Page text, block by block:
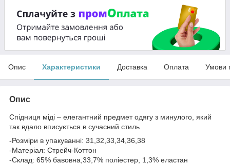
Опис Характеристики Доставка Оплата Умови
Опис
Спідниця міді – елегантний предмет одягу з минулого, який
так вдало вписується в сучасний стиль
-Розміри в упакуванні: 31,32,33,34,36,38
-Матеріал: Стрейч-Коттон
-Склад: 65% бавовна,33,7% поліестер, 1,3% еластан